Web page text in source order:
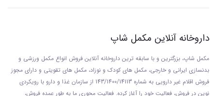
داروخانه آنلاین مکمل شاپ
مکمل شاپ، بزرگترین و با سابقه ترین داروخانه آنلاین فروش انواع مکمل ورزشی و
بدنسازی ایرانی و خارجی، مکمل های کودک و نوزاد، مکمل های تقویتی و دارای مجوز
فروش اقلام غیر دارویی به شماره 143/1400/14113 از
سازمان غذا و دارو با رويکردی
نوين در فروش، فعاليت خود را آغاز کرده. فعاليت محوری ما به طور عمده فروش،